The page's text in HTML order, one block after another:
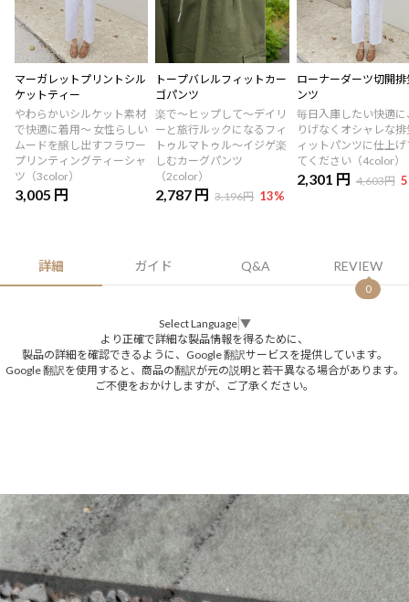
マーガレットプリントシル
ケットティー
やわらかいシルケット素材
で快適に着用～ 女性らしい
ムードを醸し出すフラワー
プリンティングティーシャ
ツ（3color）
3,005 円
トープバレルフィットカー
ゴパンツ
楽で〜ヒップして〜デイリ
ーと旅行ルックになるフィ
トゥルマトゥル〜イジゲ楽
しむカーグパンツ
（2color）
2,787 円 3,196円 13%
ローナーダーツ切開排
ンツ
毎日入庫したい快適に
りげなくオシャレな排
ィットパンツに仕上げ
てください（4color）
2,301 円 4,603円
詳細 ガイド Q&A REVIEW
0
Select Language ▼
より正確で詳細な製品情報を得るために、
製品の詳細を確認できるように、Google 翻訳サービスを提供しています。
Google 翻訳を使用すると、商品の翻訳が元の説明と若干異なる場合があります。
ご不便をおかけしますが、ご了承ください。